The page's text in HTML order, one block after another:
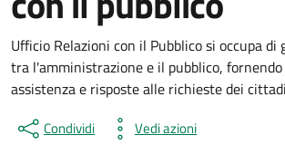
Ufficio Relazioni con il Pubblico si occupa
tra l'amministrazione e il pubblico,
assistenza e risposte alle richieste dei
Condividi Vedi azioni